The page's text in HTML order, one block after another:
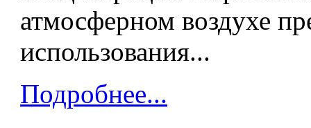
атмосферном воздухе
использования...
Подробнее...